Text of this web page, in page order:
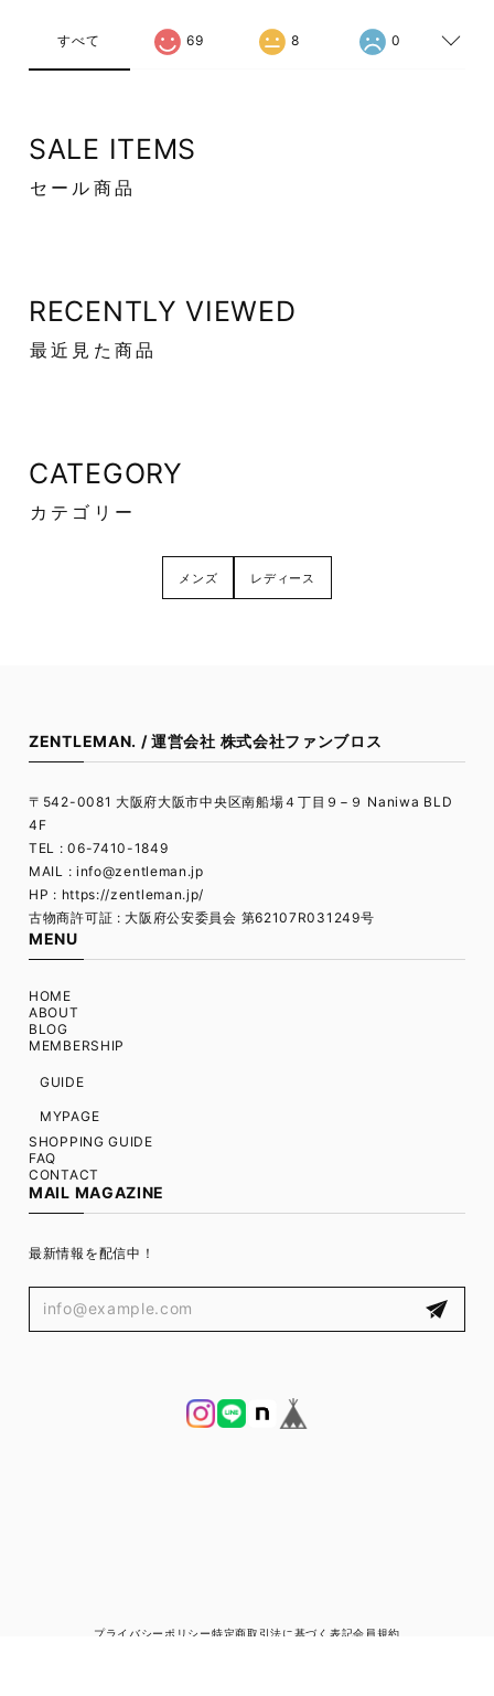
すべて 69 8 0
SALE ITEMS
セール商品
RECENTLY VIEWED
最近見た商品
CATEGORY
カテゴリー
メンズ レディース
ZENTLEMAN. / 運営会社 株式会社ファンブロス
〒542-0081 大阪府大阪市中央区南船場４丁目９−９ Naniwa BLD
4F
TEL : 06-7410-1849
MAIL : info@zentleman.jp
HP : https://zentleman.jp/
古物商許可証 : 大阪府公安委員会 第62107R031249号
MENU
HOME
ABOUT
BLOG
MEMBERSHIP
GUIDE
MYPAGE
SHOPPING GUIDE
FAQ
CONTACT
MAIL MAGAZINE
最新情報を配信中！
プライバシーポリシー特定商取引法に基づく表記会員規約